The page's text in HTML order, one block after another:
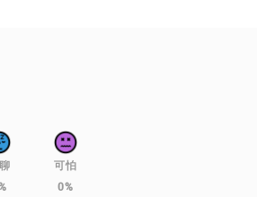
可怕
0%